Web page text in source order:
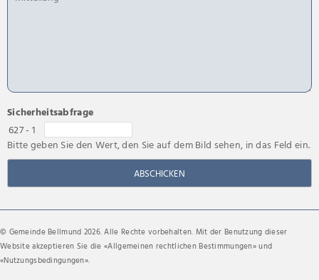
Sicherheitsabfrage
627 - 1
Bitte geben Sie den Wert, den Sie auf dem Bild sehen, in das Feld ein.
ABSCHICKEN
© Gemeinde Bellmund 2026. Alle Rechte vorbehalten. Mit der Benutzung dieser
Website akzeptieren Sie die «Allgemeinen rechtlichen Bestimmungen» und
«Nutzungsbedingungen».